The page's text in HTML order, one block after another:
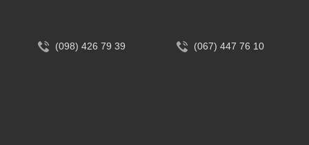
(098) 426 79 39 (067) 447 76 10